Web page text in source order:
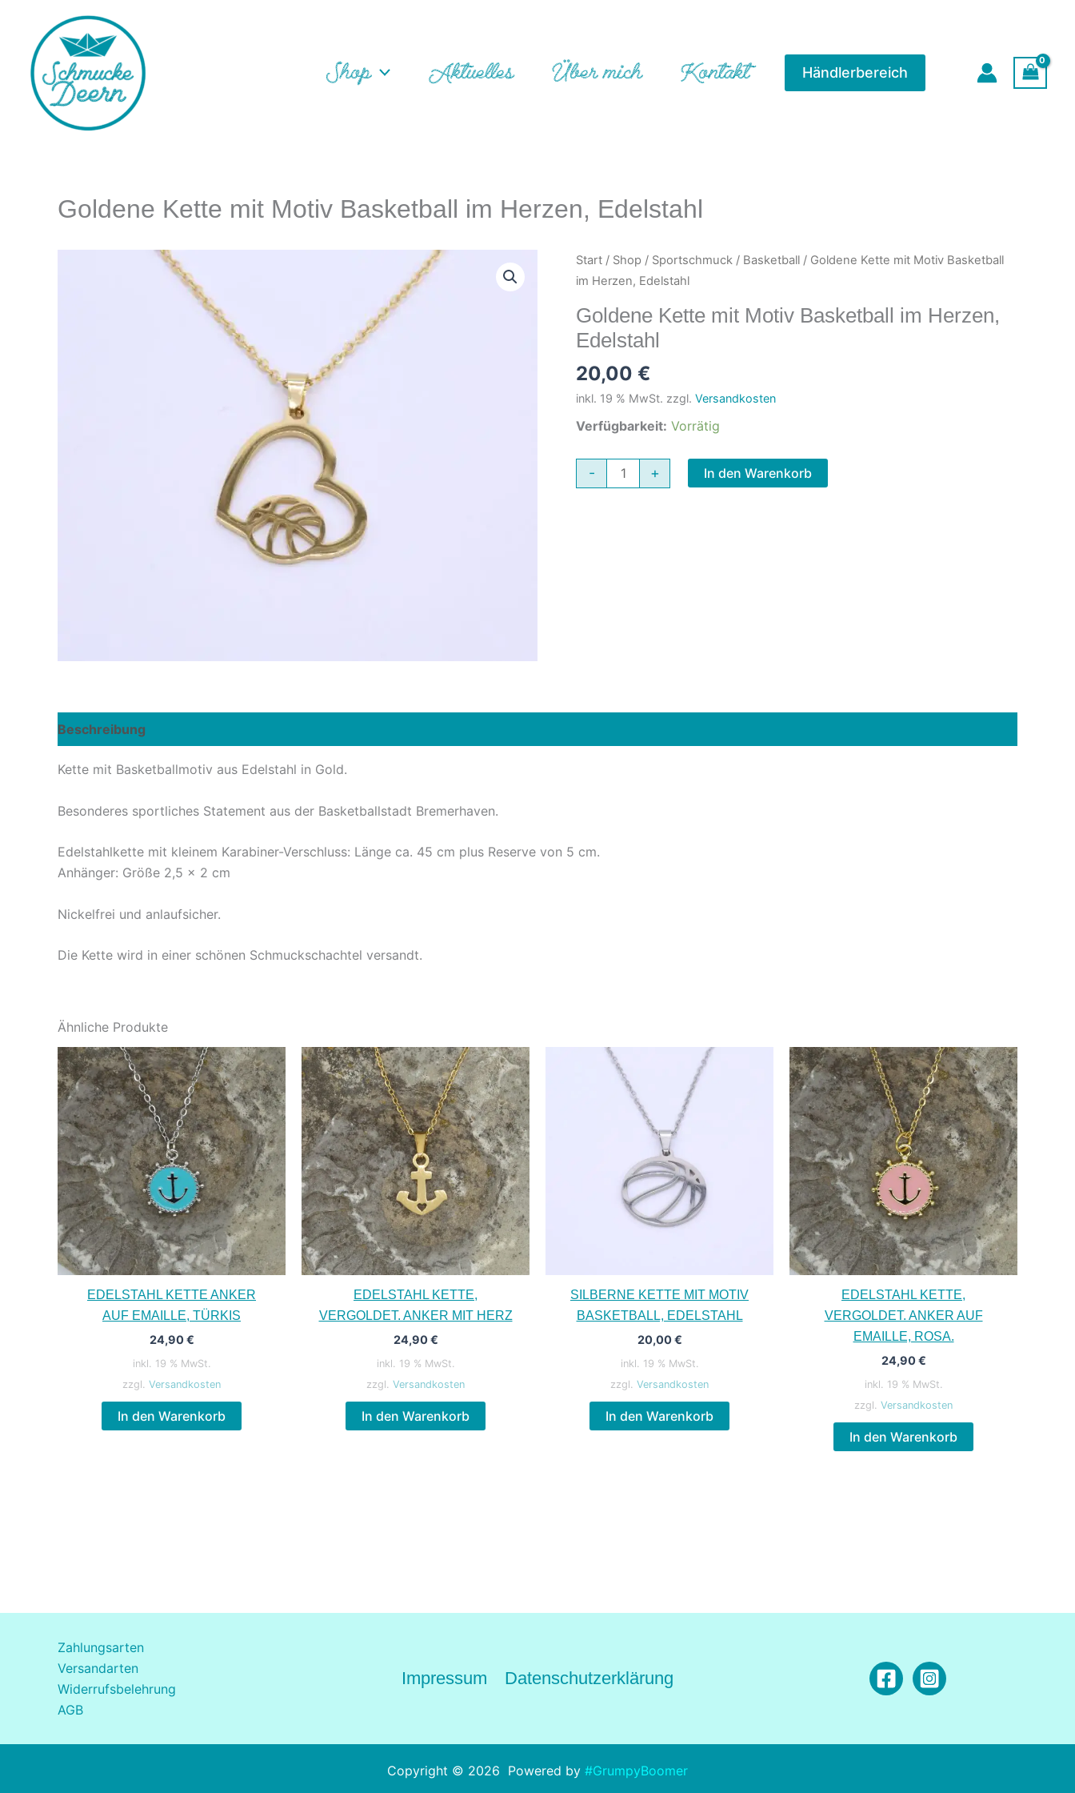
springen
Shop Aktuelles Über mich Kontakt Händlerbereich
Goldene Kette mit Motiv Basketball im Herzen, Edelstahl
Start / Shop / Sportschmuck / Basketball / Goldene Kette mit Motiv Basketball
im Herzen, Edelstahl
Goldene Kette mit Motiv Basketball im Herzen,
Edelstahl
20,00 €
inkl. 19 % MwSt. zzgl. Versandkosten
Verfügbarkeit: Vorrätig
-
Goldene
Kette
+ In den Warenkorb
Beschreibung
Kette mit Basketballmotiv aus Edelstahl in Gold.
Besonderes sportliches Statement aus der Basketballstadt Bremerhaven.
Edelstahlkette mit kleinem Karabiner-Verschluss: Länge ca. 45 cm plus Reserve von 5 cm.
Anhänger: Größe 2,5 x 2 cm
Nickelfrei und anlaufsicher.
Die Kette wird in einer schönen Schmuckschachtel versandt.
Ähnliche Produkte
EDELSTAHL KETTE ANKER
AUF EMAILLE, TÜRKIS
24,90€
inkl. 19 % MwSt.
zzgl. Versandkosten
In den Warenkorb
EDELSTAHL KETTE,
VERGOLDET. ANKER MIT HERZ
24,90€
inkl. 19 % MwSt.
zzgl. Versandkosten
In den Warenkorb
SILBERNE KETTE MIT MOTIV
BASKETBALL, EDELSTAHL
20,00€
inkl. 19 % MwSt.
zzgl. Versandkosten
In den Warenkorb
EDELSTAHL KETTE,
VERGOLDET. ANKER AUF
EMAILLE, ROSA.
24,90€
inkl. 19 % MwSt.
zzgl. Versandkosten
In den Warenkorb
Zahlungsarten
Versandarten
Widerrufsbelehrung
AGB
Impressum Datenschutzerklärung
Copyright © 2026 Powered by #GrumpyBoomer
im